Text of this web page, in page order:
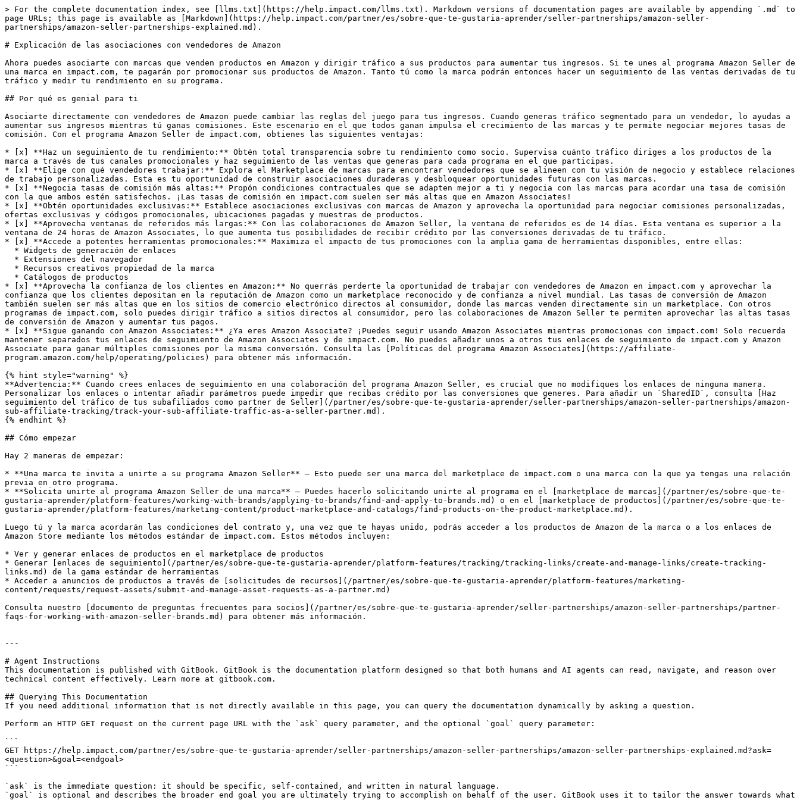
> For the complete documentation index, see [llms.txt](https://help.impact.com/llms.txt). Markdown versions of documentation pages are available by appending `.md` to
page URLs; this page is available as [Markdown](https://help.impact.com/partner/es/sobre-que-te-gustaria-aprender/seller-partnerships/amazon-seller-
partnerships/amazon-seller-partnerships-explained.md).
# Explicación de las asociaciones con vendedores de Amazon
Ahora puedes asociarte con marcas que venden productos en Amazon y dirigir tráfico a sus productos para aumentar tus ingresos. Si te unes al programa Amazon Seller de
una marca en impact.com, te pagarán por promocionar sus productos de Amazon. Tanto tú como la marca podrán entonces hacer un seguimiento de las ventas derivadas de tu
tráfico y medir tu rendimiento en su programa.
## Por qué es genial para ti
Asociarte directamente con vendedores de Amazon puede cambiar las reglas del juego para tus ingresos. Cuando generas tráfico segmentado para un vendedor, lo ayudas a
aumentar sus ingresos mientras tú ganas comisiones. Este escenario en el que todos ganan impulsa el crecimiento de las marcas y te permite negociar mejores tasas de
comisión. Con el programa Amazon Seller de impact.com, obtienes las siguientes ventajas:
* [x] **Haz un seguimiento de tu rendimiento:** Obtén total transparencia sobre tu rendimiento como socio. Supervisa cuánto tráfico diriges a los productos de la
marca a través de tus canales promocionales y haz seguimiento de las ventas que generas para cada programa en el que participas.
* [x] **Elige con qué vendedores trabajar:** Explora el Marketplace de marcas para encontrar vendedores que se alineen con tu visión de negocio y establece relaciones
de trabajo personalizadas. Esta es tu oportunidad de construir asociaciones duraderas y desbloquear oportunidades futuras con las marcas.
* [x] **Negocia tasas de comisión más altas:** Propón condiciones contractuales que se adapten mejor a ti y negocia con las marcas para acordar una tasa de comisión
con la que ambos estén satisfechos. ¡Las tasas de comisión en impact.com suelen ser más altas que en Amazon Associates!
* [x] **Obtén oportunidades exclusivas:** Establece asociaciones exclusivas con marcas de Amazon y aprovecha la oportunidad para negociar comisiones personalizadas,
ofertas exclusivas y códigos promocionales, ubicaciones pagadas y muestras de productos.
* [x] **Aprovecha ventanas de referidos más largas:** Con las colaboraciones de Amazon Seller, la ventana de referidos es de 14 días. Esta ventana es superior a la
ventana de 24 horas de Amazon Associates, lo que aumenta tus posibilidades de recibir crédito por las conversiones derivadas de tu tráfico.
* [x] **Accede a potentes herramientas promocionales:** Maximiza el impacto de tus promociones con la amplia gama de herramientas disponibles, entre ellas:
* [x] **Aprovecha la confianza de los clientes en Amazon:** No querrás perderte la oportunidad de trabajar con vendedores de Amazon en impact.com y aprovechar la
confianza que los clientes depositan en la reputación de Amazon como un marketplace reconocido y de confianza a nivel mundial. Las tasas de conversión de Amazon
también suelen ser más altas que en los sitios de comercio electrónico directos al consumidor, donde las marcas venden directamente sin un marketplace. Con otros
programas de impact.com, solo puedes dirigir tráfico a sitios directos al consumidor, pero las colaboraciones de Amazon Seller te permiten aprovechar las altas tasas
de conversión de Amazon y aumentar tus pagos.
* [x] **Sigue ganando con Amazon Associates:** ¿Ya eres Amazon Associate? ¡Puedes seguir usando Amazon Associates mientras promocionas con impact.com! Solo recuerda
mantener separados tus enlaces de seguimiento de Amazon Associates y de impact.com. No puedes añadir unos a otros tus enlaces de seguimiento de impact.com y Amazon
Associate para ganar múltiples comisiones por la misma conversión. Consulta las [Políticas del programa Amazon Associates](https://affiliate-
program.amazon.com/help/operating/policies) para obtener más información.
{% hint style="warning" %}
**Advertencia:** Cuando crees enlaces de seguimiento en una colaboración del programa Amazon Seller, es crucial que no modifiques los enlaces de ninguna manera.
Personalizar los enlaces o intentar añadir parámetros puede impedir que recibas crédito por las conversiones que generes. Para añadir un `SharedID`, consulta [Haz
seguimiento del tráfico de tus subafiliados como partner de Seller](/partner/es/sobre-que-te-gustaria-aprender/seller-partnerships/amazon-seller-partnerships/amazon-
sub-affiliate-tracking/track-your-sub-affiliate-traffic-as-a-seller-partner.md).
{% endhint %}
## Cómo empezar
Hay 2 maneras de empezar:
* **Una marca te invita a unirte a su programa Amazon Seller** — Esto puede ser una marca del marketplace de impact.com o una marca con la que ya tengas una relación
previa en otro programa.
* **Solicita unirte al programa Amazon Seller de una marca** — Puedes hacerlo solicitando unirte al programa en el [marketplace de marcas](/partner/es/sobre-que-te-
gustaria-aprender/platform-features/working-with-brands/applying-to-brands/find-and-apply-to-brands.md) o en el [marketplace de productos](/partner/es/sobre-que-te-
gustaria-aprender/platform-features/marketing-content/product-marketplace-and-catalogs/find-products-on-the-product-marketplace.md).
Luego tú y la marca acordarán las condiciones del contrato y, una vez que te hayas unido, podrás acceder a los productos de Amazon de la marca o a los enlaces de
Amazon Store mediante los métodos estándar de impact.com. Estos métodos incluyen:
* Ver y generar enlaces de productos en el marketplace de productos
* Generar [enlaces de seguimiento](/partner/es/sobre-que-te-gustaria-aprender/platform-features/tracking/tracking-links/create-and-manage-links/create-tracking-
links.md) de la gama estándar de herramientas
* Acceder a anuncios de productos a través de [solicitudes de recursos](/partner/es/sobre-que-te-gustaria-aprender/platform-features/marketing-
content/requests/request-assets/submit-and-manage-asset-requests-as-a-partner.md)
Consulta nuestro [documento de preguntas frecuentes para socios](/partner/es/sobre-que-te-gustaria-aprender/seller-partnerships/amazon-seller-partnerships/partner-
faqs-for-working-with-amazon-seller-brands.md) para obtener más información.
---
# Agent Instructions
This documentation is published with GitBook. GitBook is the documentation platform designed so that both humans and AI agents can read, navigate, and reason over
technical content effectively. Learn more at gitbook.com.
## Querying This Documentation
If you need additional information that is not directly available in this page, you can query the documentation dynamically by asking a question.
Perform an HTTP GET request on the current page URL with the `ask` query parameter, and the optional `goal` query parameter:
```
GET https://help.impact.com/partner/es/sobre-que-te-gustaria-aprender/seller-partnerships/amazon-seller-partnerships/amazon-seller-partnerships-explained.md?ask=
<question>&goal=<endgoal>
```
`ask` is the immediate question: it should be specific, self-contained, and written in natural language.
`goal` is optional and describes the broader end goal you are ultimately trying to accomplish on behalf of the user. GitBook uses it to tailor the answer towards what